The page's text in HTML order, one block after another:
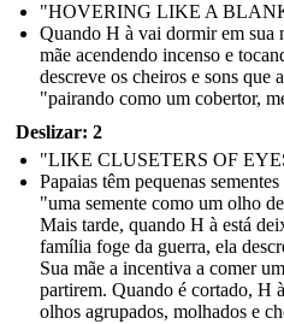
" HOVERING LIKE A
Quando H à vai dormir em sua
mãe acendendo incenso e
descreve os cheiros e sons que
"pairando como um cobertor,
Deslizar: 2
"LIKE CLUSETERS OF
Papaias têm pequenas
"uma semente como um olho
Mais tarde, quando H à está
família foge da guerra, ela
Sua mãe a incentiva a comer
partirem. Quando é cortado, H
olhos agrupados, molhados e